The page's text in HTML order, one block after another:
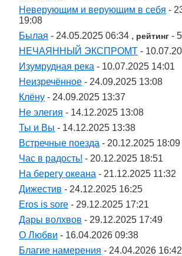
Неверующим и верующим в себя -
19:08
Былая - 24.05.2025 06:34 , рейтинг -
НЕЧАЯННЫЙ ЭКСПРОМТ -
Изумрудная река - 10.07.2025 14:01
Неизречённое - 24.09.2025 13:08
Клёну - 24.09.2025 13:37
Не элегия - 14.12.2025 13:08
Ты и Вы - 14.12.2025 13:38
Встречные поезда - 20.12.2025 18:09
Час в радость! - 20.12.2025 18:51
На берегу океана - 21.12.2025 11:32
Дижестив - 24.12.2025 16:25
Eros is sore - 29.12.2025 17:21
Дары волхвов - 29.12.2025 17:49
О Любви - 16.04.2026 09:38
Благие намерения - 24.04.2026 16:42